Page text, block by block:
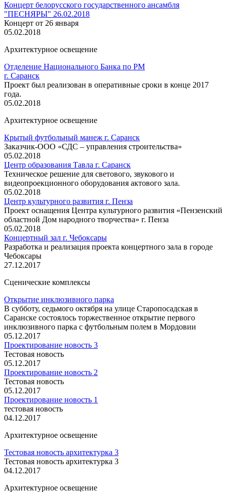
Концерт белорусского государственного ансамбля
"ПЕСНЯРЫ" 26.02.2018
Концерт от 26 января
05.02.2018
Архитектурное освещение
Отделение Национального Банка по РМ
г. Саранск
Проект был реализован в оперативные сроки в конце 2017
года.
05.02.2018
Архитектурное освещение
Крытый футбольный манеж г. Саранск
Заказчик-ООО «СДС – управления строительства»
05.02.2018
Центр образования Тавла г. Саранск
Техническое решение для светового, звукового и
видеопроекционного оборудования актового зала.
05.02.2018
Центр культурного развития г. Пенза
Проект оснащения Центра культурного развития «Пензенский
областной Дом народного творчества» г. Пенза
05.02.2018
Концертный зал г. Чебоксары
​Разработка и реализация проекта концертного зала в городе
Чебоксары
27.12.2017
Сценические комплексы
Открытие инклюзивного парка
В субботу, седьмого октября на улице Старопосадская в
Саранске состоялось торжественное открытие первого
инклюзивного парка с футбольным полем в Мордовии
05.12.2017
Проектирование новость 3
Тестовая новость
05.12.2017
Проектирование новость 2
Тестовая новость
05.12.2017
Проектирование новость 1
тестовая новость
04.12.2017
Архитектурное освещение
Тестовая новость архитектурка 3
Тестовая новость архитектурка 3
04.12.2017
Архитектурное освещение